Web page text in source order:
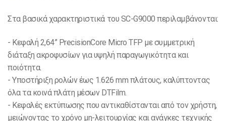
Στα βασικά χαρακτηριστικά του SC-G9000 περιλαμβάνονται:
- Κεφαλή 2,64” PrecisionCore Micro TFP με συμμετρική
διάταξη ακροφυσίων για υψηλή παραγωγικότητα και
ποιότητα.
- Υποστήριξη ρολών έως 1.626 mm πλάτους, καλύπτοντας
όλα τα κοινά πλάτη μέσων DTFilm.
- Κεφαλές εκτύπωσης που αντικαθίστανται από τον χρήστη,
μειώνοντας το χρόνο μη-λειτουργίας και ανάγκες τεχνικής